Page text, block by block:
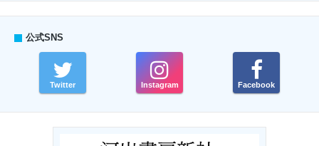
公式SNS
Twitter Instagram Facebook